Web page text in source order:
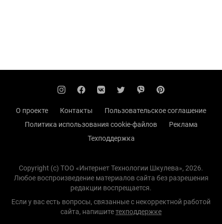
О проекте Контакты
Пользовательское соглашение
Политика использования cookie-файлов
Реклама
Техподдержка
Copyright (с) TOO «Интернет Технологии Шкулева», 2026.
Любое воспроизведение материалов сайта без разрешения
редакции воспрещается.
Если у вас есть вопросы, связанные с некорректной работой
сайта, напишитетехподдержке